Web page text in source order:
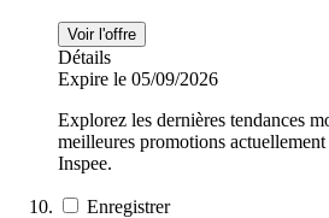
Voir l'offre
Détails
Expire le 05/09/2026
Explorez les dernières tendances
meilleures promotions
Inspee.
Enregistrer